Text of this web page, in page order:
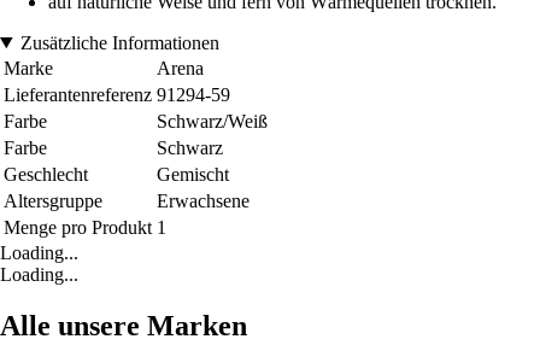
Zusätzliche Informationen
Marke
Arena
Lieferantenreferenz 91294-59
Farbe
Schwarz/Weiß
Farbe
Schwarz
Geschlecht
Gemischt
Altersgruppe
Erwachsene
Menge pro Produkt 1
Loading...
Loading...
Alle unsere Marken